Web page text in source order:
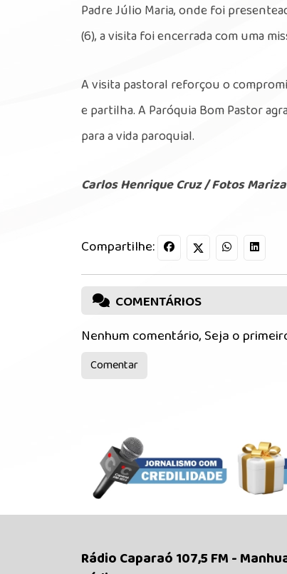
Padre Júlio Maria, onde foi
(6), a visita foi encerrada com uma
A visita pastoral reforçou o
e partilha. A Paróquia Bom Pastor
para a vida paroquial.
Carlos Henrique Cruz / Fotos
Compartilhe:
COMENTÁRIOS
Nenhum comentário, Seja o
Comentar
Rádio Caparaó 107,5 FM -